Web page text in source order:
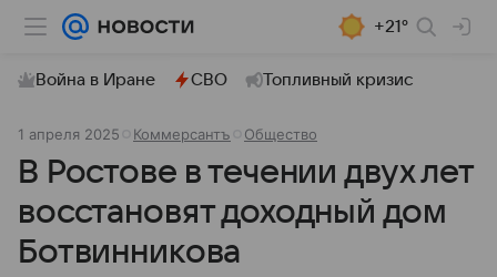
+21°
Война в Иране СВО Топливный кризис
1 апреля 2025 Коммерсантъ Общество
В Ростове в течении двух лет
восстановят доходный дом
Ботвинникова